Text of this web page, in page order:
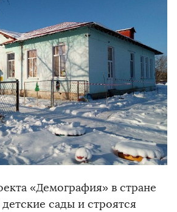
«Демография» в стране
сады и строятся